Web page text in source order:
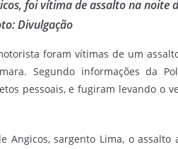
foi vítima de assalto na noite
Divulgação
foram vítimas de um
Segundo informações da
pessoais, e fugiram levando o
Angicos, sargento Lima, o assalto